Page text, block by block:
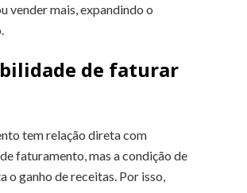
vender mais, expandindo o
de faturar
tem relação direta com
faturamento, mas a condição de
o ganho de receitas. Por isso,